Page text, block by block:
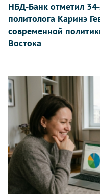
НБД-Банк отметил
политолога Каринэ
современной
Востока